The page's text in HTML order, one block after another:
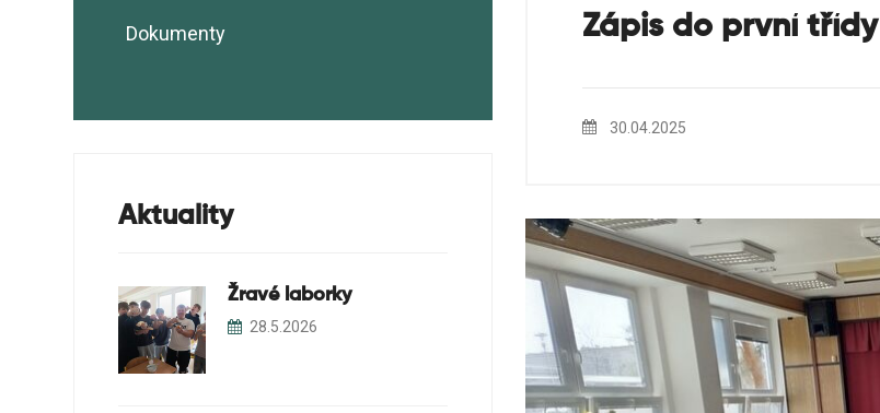
Školní sběry
Dokumenty
Aktuality
Žravé laborky
28.5.2026
Zápis do první třídy
30.04.2025